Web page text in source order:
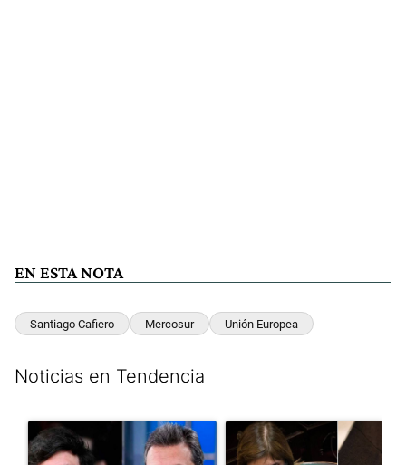
EN ESTA NOTA
Santiago Cafiero Mercosur Unión Europea
Noticias en Tendencia
Un artículo de tendencia con el título "Los gobernadores
Un artículo de tendencia